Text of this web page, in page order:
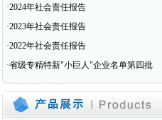
·2024年社会责任报告
·2023年社会责任报告
·2022年社会责任报告
·省级专精特新"小巨人"企业名单第四批